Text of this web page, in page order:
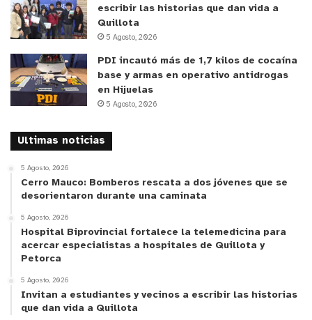
y tú, ¿qué opinas?
escribir las historias que dan vida a
Quillota
5 Agosto, 2026
PDI incautó más de 1,7 kilos de cocaína
base y armas en operativo antidrogas
en Hijuelas
5 Agosto, 2026
Ultimas noticias
5 Agosto, 2026
Cerro Mauco: Bomberos rescata a dos jóvenes que se
desorientaron durante una caminata
5 Agosto, 2026
Hospital Biprovincial fortalece la telemedicina para
acercar especialistas a hospitales de Quillota y
Petorca
5 Agosto, 2026
Invitan a estudiantes y vecinos a escribir las historias
que dan vida a Quillota